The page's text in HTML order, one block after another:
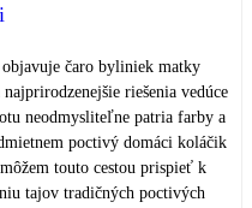
čaro byliniek matky
riešenia vedúce
neodmysliteľne patria farby a
poctivý domáci koláčik
touto cestou prispieť k
tajov tradičných poctivých